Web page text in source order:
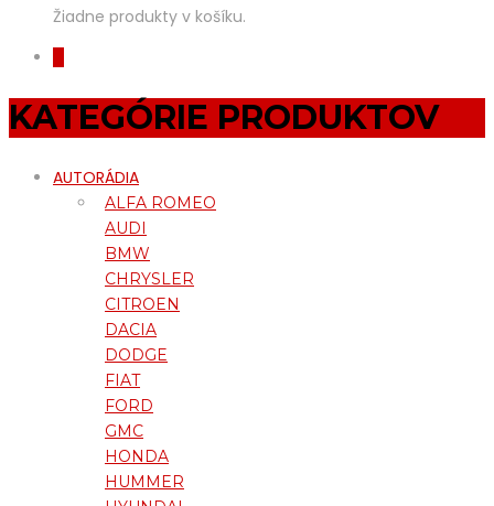
Žiadne produkty v košíku.
KATEGÓRIE PRODUKTOV
AUTORÁDIA
ALFA ROMEO
AUDI
BMW
CHRYSLER
CITROEN
DACIA
DODGE
FIAT
FORD
GMC
HONDA
HUMMER